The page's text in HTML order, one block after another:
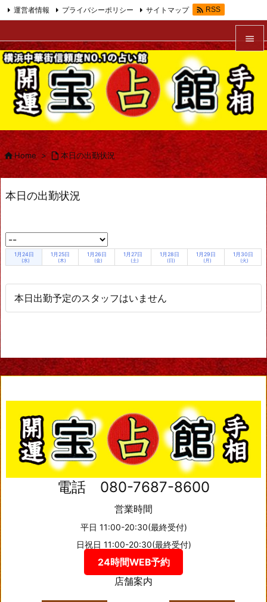


メニュ

サイド
前へ

次へ
運営者情報 プライバシーポリシー サイトマップ  RSS
Home >  本日の出勤状況
本日の出勤状況
1月24日
(水)
1月25日
(木)
1月26日
(金)
1月27日
(土)
1月28日
(日)
1月29日
(月)
1月30日
(火)
本日出勤予定のスタッフはいません
電話 080-7687-8600
営業時間
平日 11:00-20:30(最終受付)
日祝日 11:00-20:30(最終受付)
24時間WEB予約
店舗案内